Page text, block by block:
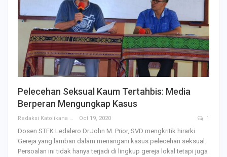
Pelecehan Seksual Kaum Tertahbis: Media
Berperan Mengungkap Kasus
Redaksi Katolikana Oct 19, 2020 1
Dosen STFK Ledalero Dr.John M. Prior, SVD mengkritik hirarki
Gereja yang lamban dalam menangani kasus pelecehan seksual.
Persoalan ini tidak hanya terjadi di lingkup gereja lokal tetapi juga